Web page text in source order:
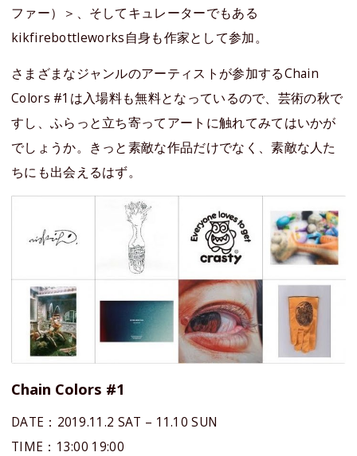
ファー）＞、そしてキュレーターでもある
kikfirebottleworks自身も作家として参加。
さまざまなジャンルのアーティストが参加するChain
Colors #1は入場料も無料となっているので、芸術の秋で
すし、ふらっと立ち寄ってアートに触れてみてはいかが
でしょうか。きっと素敵な作品だけでなく、素敵な人た
ちにも出会えるはず。
Chain Colors #1
DATE：2019.11.2 SAT – 11.10 SUN
TIME：13:00 19:00